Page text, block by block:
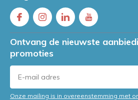
Ontvang de nieuwste
promoties
Onze mailing is in overeenstemming met